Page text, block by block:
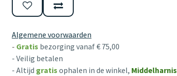
Algemene voorwaarden
- Gratis bezorging vanaf € 75,00
- Veilig betalen
- Altijd gratis ophalen in de winkel, Middelharnis